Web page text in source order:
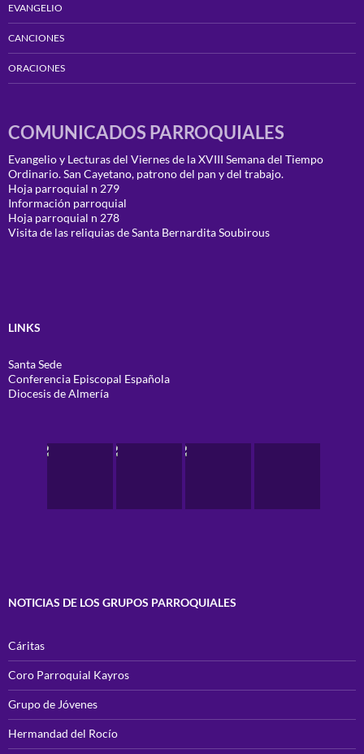
EVANGELIO
CANCIONES
ORACIONES
COMUNICADOS PARROQUIALES
Evangelio y Lecturas del Viernes de la XVIII Semana del Tiempo
Ordinario. San Cayetano, patrono del pan y del trabajo.
Hoja parroquial n 279
Información parroquial
Hoja parroquial n 278
Visita de las reliquias de Santa Bernardita Soubirous
LINKS
Santa Sede
Conferencia Episcopal Española
Diocesis de Almería
NOTICIAS DE LOS GRUPOS PARROQUIALES
Cáritas
Coro Parroquial Kayros
Grupo de Jóvenes
Hermandad del Rocío